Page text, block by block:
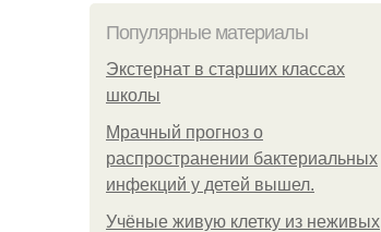
Популярные материалы
Экстернат в старших классах
школы
Мрачный прогноз о
распространении бактериальных
инфекций у детей вышел.
Учёные живую клетку из неживых